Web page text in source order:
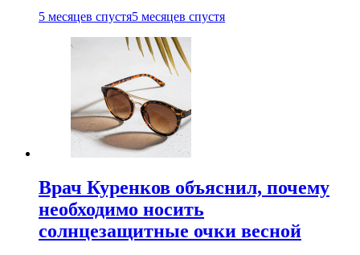
5 месяцев спустя5 месяцев спустя
Врач Куренков объяснил, почему
необходимо носить
солнцезащитные очки весной